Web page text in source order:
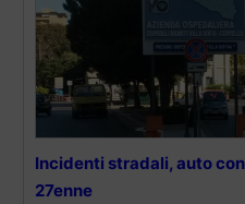
Incidenti stradali, auto
27enne